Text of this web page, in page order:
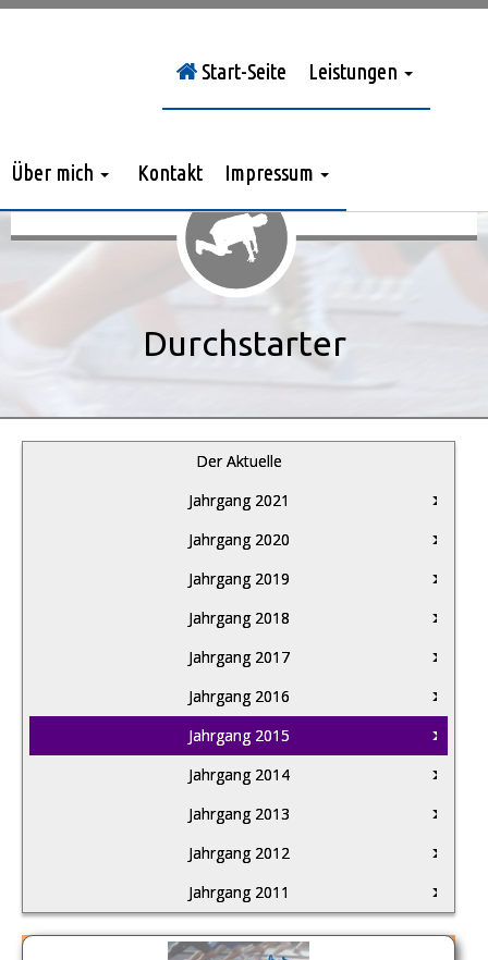
Start-Seite Leistungen
Über mich Kontakt Impressum
Durchstarter
Der Aktuelle
Jahrgang 2021
Jahrgang 2020
Jahrgang 2019
Jahrgang 2018
Jahrgang 2017
Jahrgang 2016
Jahrgang 2015
Jahrgang 2014
Jahrgang 2013
Jahrgang 2012
Jahrgang 2011